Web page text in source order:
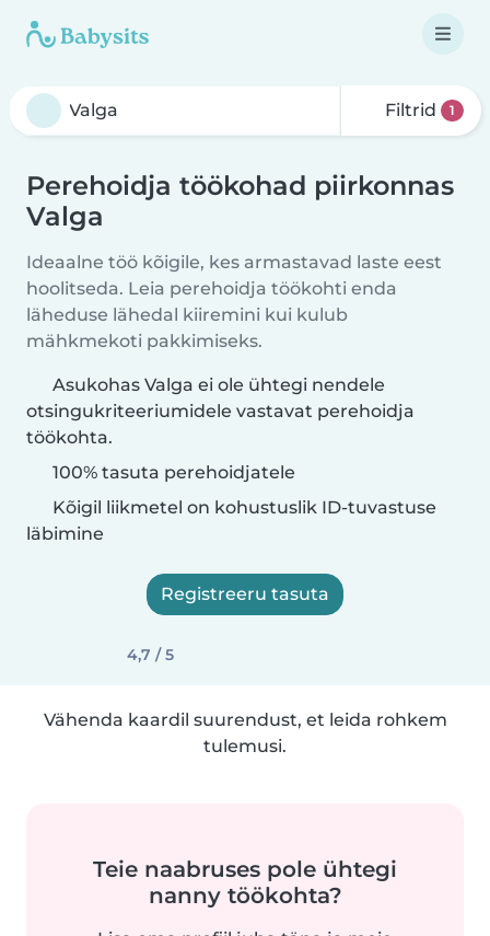
Filtrid 1
Perehoidja töökohad piirkonnas
Valga
Ideaalne töö kõigile, kes armastavad laste eest
hoolitseda. Leia perehoidja töökohti enda
läheduse lähedal kiiremini kui kulub
mähkmekoti pakkimiseks.
Asukohas Valga ei ole ühtegi nendele
otsingukriteeriumidele vastavat perehoidja
töökohta.
100% tasuta perehoidjatele
Kõigil liikmetel on kohustuslik ID-tuvastuse
läbimine
Registreeru tasuta
4,7 / 5
Vähenda kaardil suurendust, et leida rohkem
tulemusi.
Teie naabruses pole ühtegi
nanny töökohta?